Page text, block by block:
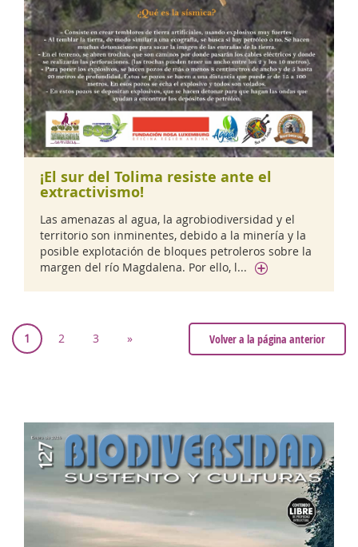
¡El sur del Tolima resiste ante el
extractivismo!
Las amenazas al agua, la agrobiodiversidad y el
territorio son inminentes, debido a la minería y la
posible explotación de bloques petroleros sobre la
margen del río Magdalena. Por ello, l...
1 2 3 » Volver a la página anterior